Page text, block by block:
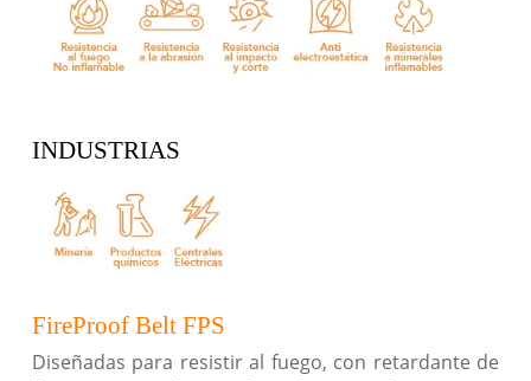
INDUSTRIAS
FireProof Belt FPS
Diseñadas para resistir al fuego, con retardante de